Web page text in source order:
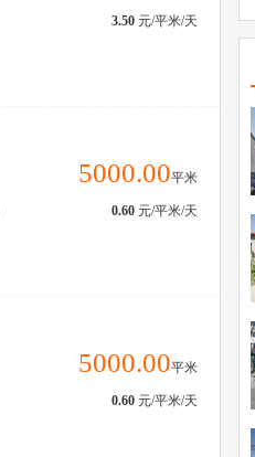
3.50 元/平米/天
5000.00平米
0.60 元/平米/天
5000.00平米
0.60 元/平米/天